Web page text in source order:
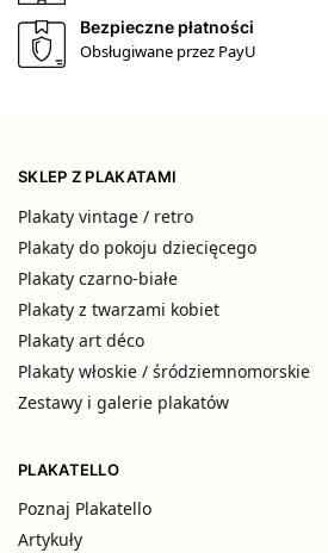
Bezpieczne płatności
Obsługiwane przez PayU
SKLEP Z PLAKATAMI
Plakaty vintage / retro
Plakaty do pokoju dziecięcego
Plakaty czarno-białe
Plakaty z twarzami kobiet
Plakaty art déco
Plakaty włoskie / śródziemnomorskie
Zestawy i galerie plakatów
PLAKATELLO
Poznaj Plakatello
Artykuły